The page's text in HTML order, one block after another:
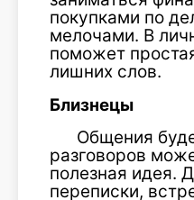
покупками по
мелочами. В
поможет
лишних слов.
Близнецы
Общения
разговоров
полезная идея.
переписки,